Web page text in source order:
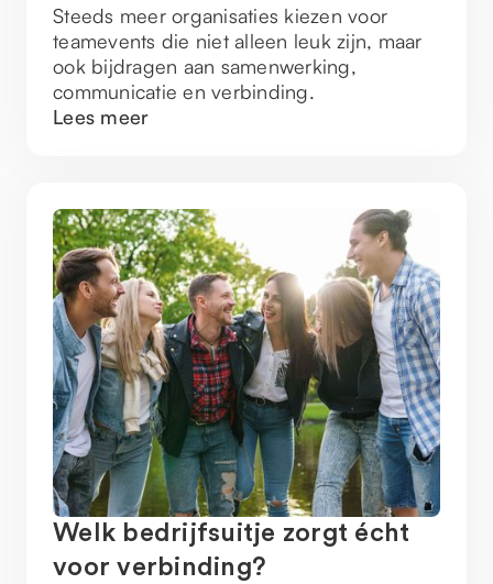
Steeds meer organisaties kiezen voor
teamevents die niet alleen leuk zijn, maar
ook bijdragen aan samenwerking,
communicatie en verbinding.
Lees meer
Welk bedrijfsuitje zorgt écht
voor verbinding?